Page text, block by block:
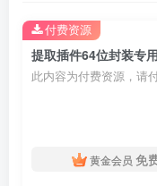
提取插件64位封装专
此内容为付费资源，请
黄金会员 免
付费资源